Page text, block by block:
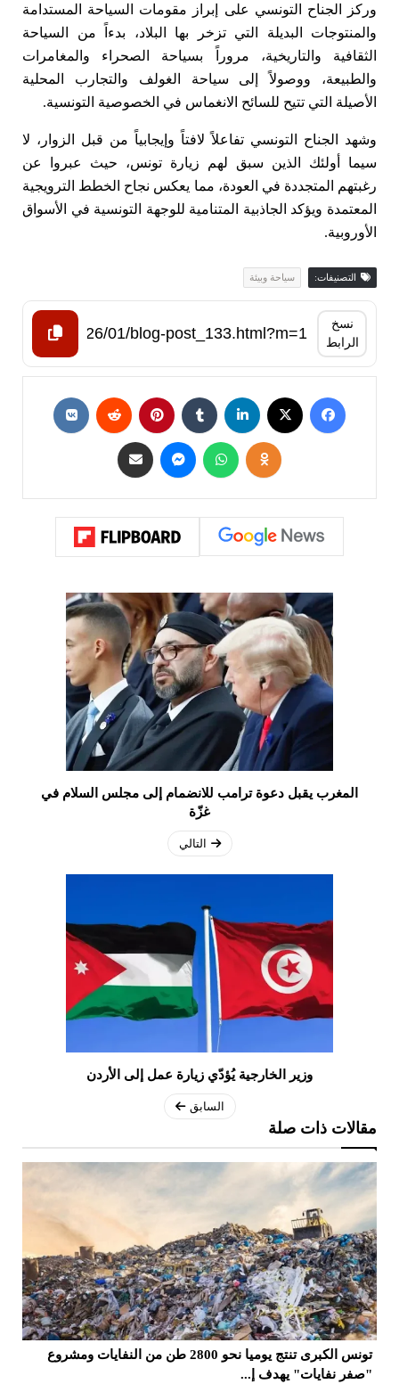
وركز الجناح التونسي على إبراز مقومات السياحة المستدامة
والمنتوجات البديلة التي تزخر بها البلاد، بدءاً من السياحة
الثقافية والتاريخية، مروراً بسياحة الصحراء والمغامرات
والطبيعة، ووصولاً إلى سياحة الغولف والتجارب المحلية
الأصيلة التي تتيح للسائح الانغماس في الخصوصية التونسية.
وشهد الجناح التونسي تفاعلاً لافتاً وإيجابياً من قبل الزوار، لا
سيما أولئك الذين سبق لهم زيارة تونس، حيث عبروا عن
رغبتهم المتجددة في العودة، مما يعكس نجاح الخطط الترويجية
المعتمدة ويؤكد الجاذبية المتنامية للوجهة التونسية في الأسواق
الأوروبية.
التصنيفات: سياحة وبيئة
نسخ
الرابط
المغرب يقبل دعوة ترامب للانضمام إلى مجلس السلام في
غزّة
التالي
وزير الخارجية يُؤدّي زيارة عمل إلى الأردن
السابق
مقالات ذات صلة
تونس الكبرى تنتج يوميا نحو 2800 طن من النفايات ومشروع
"صفر نفايات" يهدف إ...